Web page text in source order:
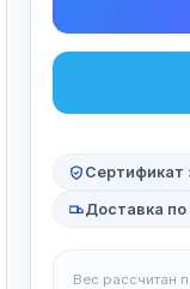
Сертификат
Доставка
Вес рассчитан